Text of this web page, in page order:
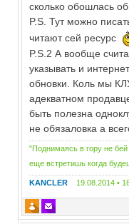
сколько обошлась
P.S. Тут можно
читают сей ресурс
P.S.2 А вообще
указывать и
обновки. Коль мы
адекватном
быть полезна
не обязаловка а
"Поднимаясь в гору не
еще встретишь когда
KANCLER 19.08.2014 •